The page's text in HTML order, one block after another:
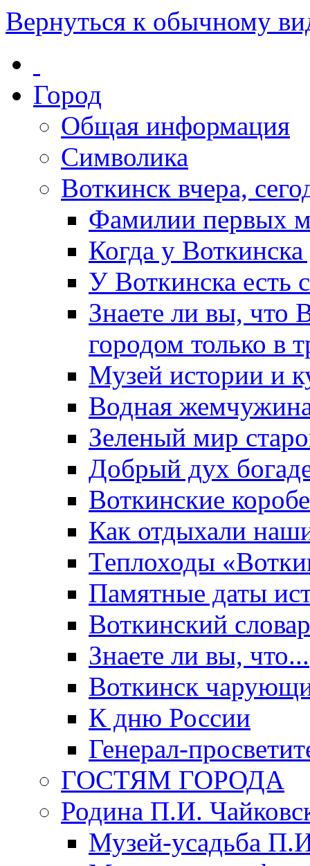
Вернуться к обычному
Город
Общая информация
Символика
Воткинск вчера,
Фамилии первых
Когда у
У Воткинска есть
Знаете ли вы, что
городом только в
Музей истории и
Водная
Зеленый мир
Добрый дух
Воткинские
Как отдыхали
Теплоходы
Памятные даты
Воткинский
Знаете ли вы, что...
Воткинск
К дню России
Генерал-
ГОСТЯМ ГОРОДА
Родина П.И.
Музей-усадьба